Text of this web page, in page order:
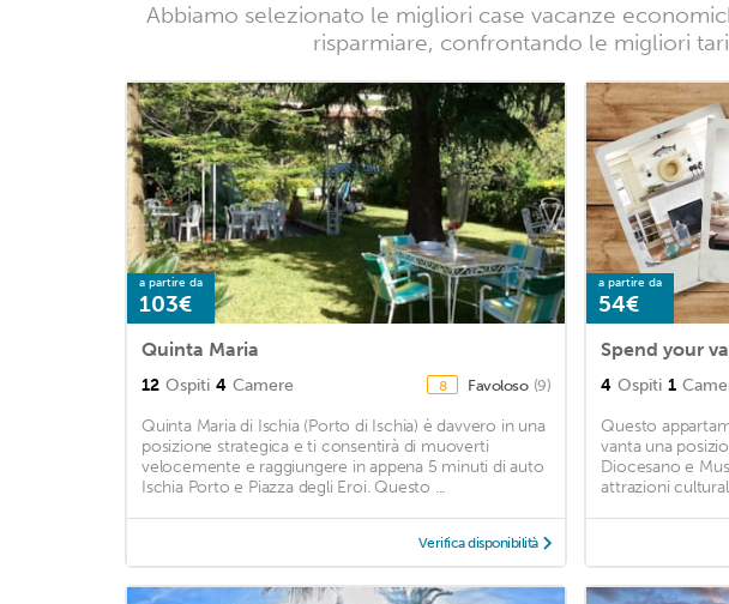
Abbiamo selezionato le migliori case vacanze
risparmiare, confrontando le migliori
a partire da
103€
Quinta Maria
12 Ospiti 4 Camere 8 Favoloso (9)
Quinta Maria di Ischia (Porto di Ischia) è davvero in una
posizione strategica e ti consentirà di muoverti
velocemente e raggiungere in appena 5 minuti di auto
Ischia Porto e Piazza degli Eroi. Questo ...
Verifica disponibilità
a partire da
54€
4 Ospiti 1
Questo
vanta una
Diocesano e
attrazioni